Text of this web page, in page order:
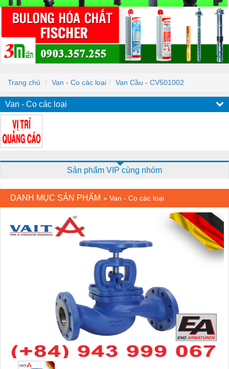
Trang chủ Van - Co các loại Van Cầu - CV501002
Van - Co các loại
Sản phẩm VIP cùng nhóm
DANH MỤC SẢN PHẨM » Van - Co các loại